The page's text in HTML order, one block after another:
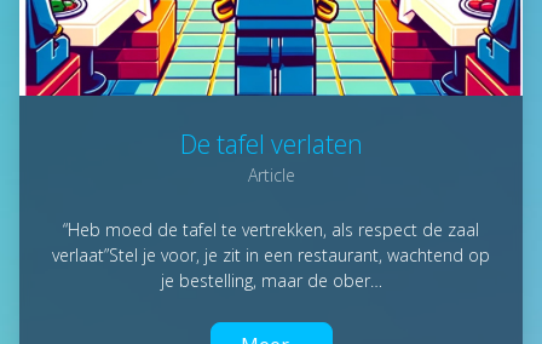
De tafel verlaten
Article
“Heb moed de tafel te vertrekken, als respect de zaal
verlaat”Stel je voor, je zit in een restaurant, wachtend op
je bestelling, maar de ober…